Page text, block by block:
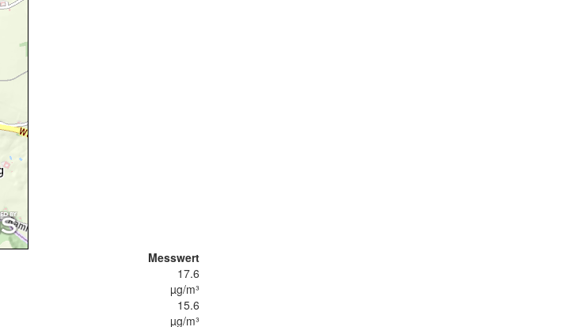
Messwert
17.6
µg/m³
15.6
µg/m³